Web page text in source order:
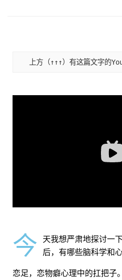
上方（↑↑↑）有这篇文字的
今 天我想严肃地探讨一
后，有哪些脑科学和
恋足，恋物癖心理中的扛把子